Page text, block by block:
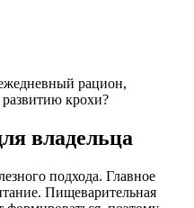
рацион,
крохи?
владельца
подхода. Главное
Пищеварительная